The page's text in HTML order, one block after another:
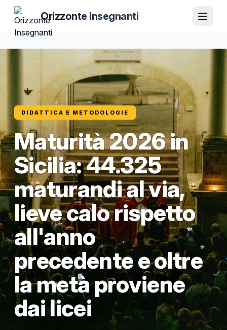
Orizzonte Insegnanti
DIDATTICA E METODOLOGIE
Maturità 2026 in
Sicilia: 44.325
maturandi al via,
lieve calo rispetto
all'anno
precedente e oltre
la metà proviene
dai licei